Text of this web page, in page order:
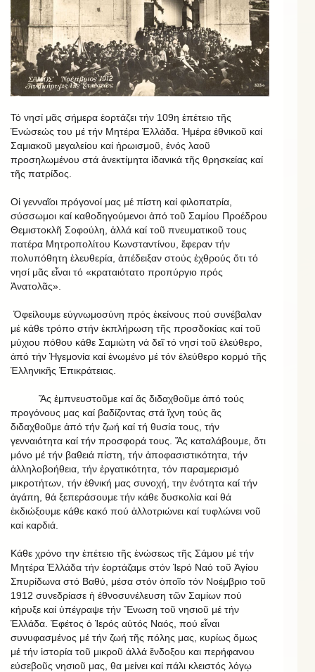
Τό νησί μᾶς σήμερα ἑορτάζει τήν 109η ἐπέτειο τῆς
Ἑνώσεώς του μέ τήν Μητέρα Ἑλλάδα. Ἡμέρα ἐθνικοῦ καί
Σαμιακοῦ μεγαλείου καί ἡρωισμοῦ, ἑνός λαοῦ
προσηλωμένου στά ἀνεκτίμητα ἰδανικά τῆς θρησκείας καί
τῆς πατρίδος.
Οἱ γενναῖοι πρόγονοί μας μέ πίστη καί φιλοπατρία,
σύσσωμοι καί καθοδηγούμενοι ἀπό τοῦ Σαμίου Προέδρου
Θεμιστοκλῆ Σοφούλη, ἀλλά καί τοῦ πνευματικοῦ τους
πατέρα Μητροπολίτου Κωνσταντίνου, ἔφεραν τήν
πολυπόθητη ἐλευθερία, ἀπέδειξαν στούς ἐχθρούς ὅτι τό
νησί μᾶς εἶναι τό «κραταιότατο προπύργιο πρός
Ἀνατολᾶς».
Ὀφείλουμε εὐγνωμοσύνη πρός ἐκείνους πού συνέβαλαν
μέ κάθε τρόπο στήν ἐκπλήρωση τῆς προσδοκίας καί τοῦ
μύχιου πόθου κάθε Σαμιώτη νά δεῖ τό νησί τοῦ ἐλεύθερο,
ἀπό τήν Ἡγεμονία καί ἑνωμένο μέ τόν ἐλεύθερο κορμό τῆς
Ἑλληνικῆς Ἐπικράτειας.
Ἅς ἐμπνευστοῦμε καί ἅς διδαχθοῦμε ἀπό τούς
προγόνους μας καί βαδίζοντας στά ἴχνη τούς ἅς
διδαχθοῦμε ἀπό τήν ζωή καί τή θυσία τους, τήν
γενναιότητα καί τήν προσφορά τους. Ἅς καταλάβουμε, ὅτι
μόνο μέ τήν βαθειά πίστη, τήν ἀποφασιστικότητα, τήν
ἀλληλοβοήθεια, τήν ἐργατικότητα, τόν παραμερισμό
μικροτήτων, τήν ἐθνική μας συνοχή, την ἑνότητα καί τήν
ἀγάπη, θά ξεπεράσουμε τήν κάθε δυσκολία καί θά
ἐκδιώξουμε κάθε κακό πού ἀλλοτριώνει καί τυφλώνει νοῦ
καί καρδιά.
Κάθε χρόνο την ἐπέτειο τῆς ἑνώσεως τῆς Σάμου μέ τήν
Μητέρα Ἑλλάδα τήν ἑορτάζαμε στόν Ἱερό Ναό τοῦ Ἁγίου
Σπυρίδωνα στό Βαθύ, μέσα στόν ὁποῖο τόν Νοέμβριο τοῦ
1912 συνεδρίασε ἡ ἐθνοσυνέλευση τῶν Σαμίων πού
κήρυξε καί ὑπέγραψε τήν Ἕνωση τοῦ νησιοῦ μέ τήν
Ἑλλάδα. Ἐφέτος ὁ Ἱερός αὐτός Ναός, πού εἶναι
συνυφασμένος μέ τήν ζωή τῆς πόλης μας, κυρίως ὅμως
μέ τήν ἱστορία τοῦ μικροῦ ἀλλά ἔνδοξου και περήφανου
εὐσεβοῦς νησιοῦ μας, θα μείνει καί πάλι κλειστός λόγῳ